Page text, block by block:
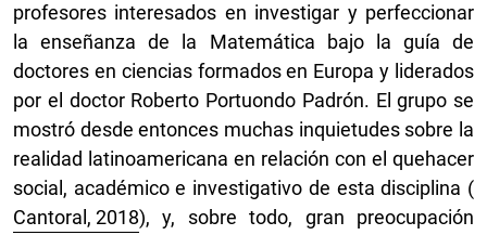
profesores interesados en investigar y perfeccionar
la enseñanza de la Matemática bajo la guía de
doctores en ciencias formados en Europa y liderados
por el doctor Roberto Portuondo Padrón. El grupo se
mostró desde entonces muchas inquietudes sobre la
realidad latinoamericana en relación con el quehacer
social, académico e investigativo de esta disciplina (
Cantoral, 2018), y, sobre todo, gran preocupación